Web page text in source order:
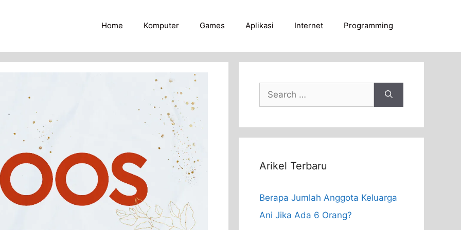
Home Komputer Games Aplikasi Internet Programming
Search
for:
Arikel Terbaru
Berapa Jumlah Anggota Keluarga
Ani Jika Ada 6 Orang?